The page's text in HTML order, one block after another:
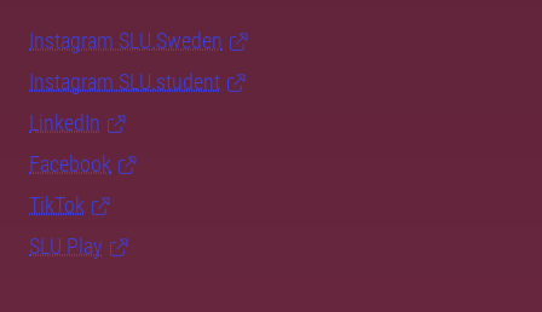
Instagram SLU.Sweden
Instagram SLU.student
LinkedIn
Facebook
TikTok
SLU Play